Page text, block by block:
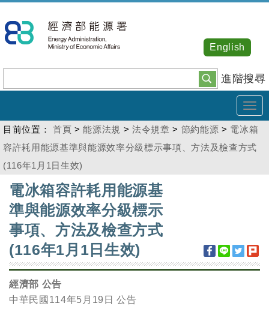
到
主
內
容
進階搜尋
English
目前位置： 首頁 >能源法規 >法令規章 > 節約能源 > 電冰箱
容許耗用能源基準與能源效率分級標示事項、方法及檢查方式
(116年1月1日生效)
:::
電冰箱容許耗用能源基
準與能源效率分級標示
事項、方法及檢查方式
(116年1月1日生效)
經濟部 公告
中華民國114年5月19日 公告